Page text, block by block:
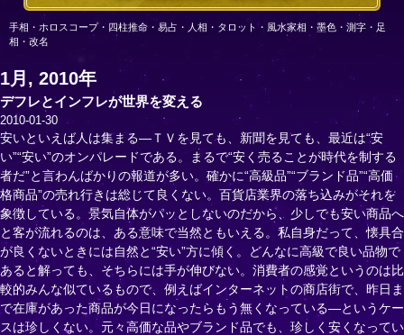
手相・ホロスコープ・四柱推命・易占・人相・タロット・風水家相・墨色・測字・足
相・改名
1月, 2010年
デフレとインフレが世界を変える
2010-01-30
安いといえば人は集まる―ＴＶを見ても、新聞を見ても、最近は“安
い”“安い”のオンパレードである。まるで“安く売ることが時代を制する
者だ”と言わんばかりの報道が多い。確かに“高級品”“ブランド品”“高価
格商品”の売れ行きは総じて良くない。百貨店業界の落ち込みがそれを
象徴している。景気自体がパッとしないのだから、少しでも安い商品へ
と客が流れるのは、ある意味で当然ともいえる。私自身だって、懐具合
が良くないときには自然と“安い”方に傾く。どんなに高級で良い品物で
あると解っても、そちらには手が伸びない。消費者の感覚というのは比
較的みんな似ているもので、例えばインターネットの商店街で、昨日ま
で在庫があった商品が今日になったらもう無くなっている―というケー
スは珍しくない。元々高価な品やブランド品でも、珍しく安くなってい